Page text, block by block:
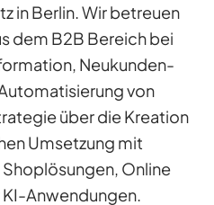
in Berlin. Wir betreuen
dem B2B Bereich bei
Neukunden-
von
über die Kreation
Umsetzung mit
Online
Anwendungen.